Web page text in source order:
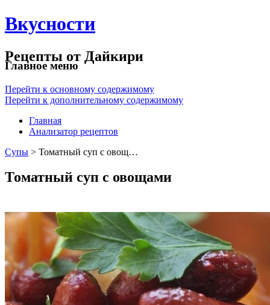
Вкусности
Рецепты от Дайкири
Главное меню
Перейти к основному содержимому
Перейти к дополнительному содержимому
Главная
Анализатор рецептов
Супы > Томатный суп с овощ…
Томатный суп с овощами